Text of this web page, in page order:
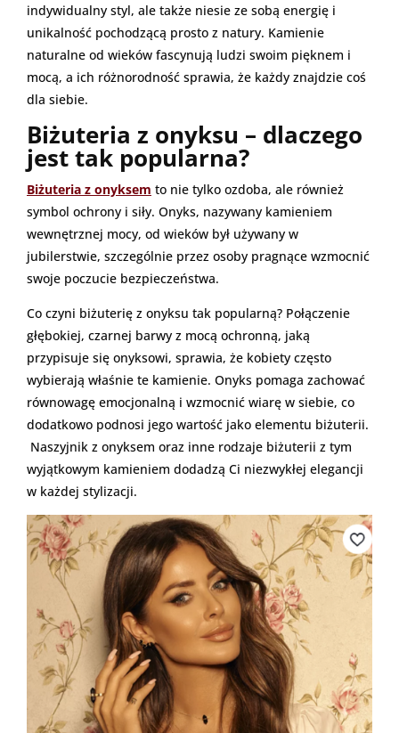
indywidualny styl, ale także niesie ze sobą energię i
unikalność pochodzącą prosto z natury. Kamienie
naturalne od wieków fascynują ludzi swoim pięknem i
mocą, a ich różnorodność sprawia, że każdy znajdzie coś
dla siebie.
Biżuteria z onyksu – dlaczego
jest tak popularna?
Biżuteria z onyksem to nie tylko ozdoba, ale również
symbol ochrony i siły. Onyks, nazywany kamieniem
wewnętrznej mocy, od wieków był używany w
jubilerstwie, szczególnie przez osoby pragnące wzmocnić
swoje poczucie bezpieczeństwa.
Co czyni biżuterię z onyksu tak popularną? Połączenie
głębokiej, czarnej barwy z mocą ochronną, jaką
przypisuje się onyksowi, sprawia, że kobiety często
wybierają właśnie te kamienie. Onyks pomaga zachować
równowagę emocjonalną i wzmocnić wiarę w siebie, co
dodatkowo podnosi jego wartość jako elementu biżuterii.
Naszyjnik z onyksem oraz inne rodzaje biżuterii z tym
wyjątkowym kamieniem dodadzą Ci niezwykłej elegancji
w każdej stylizacji.